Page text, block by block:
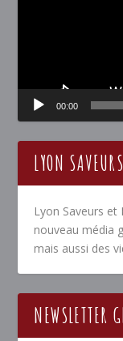
00:00
LYON
Lyon Saveurs et
nouveau média
mais aussi des
NEWSLETTER